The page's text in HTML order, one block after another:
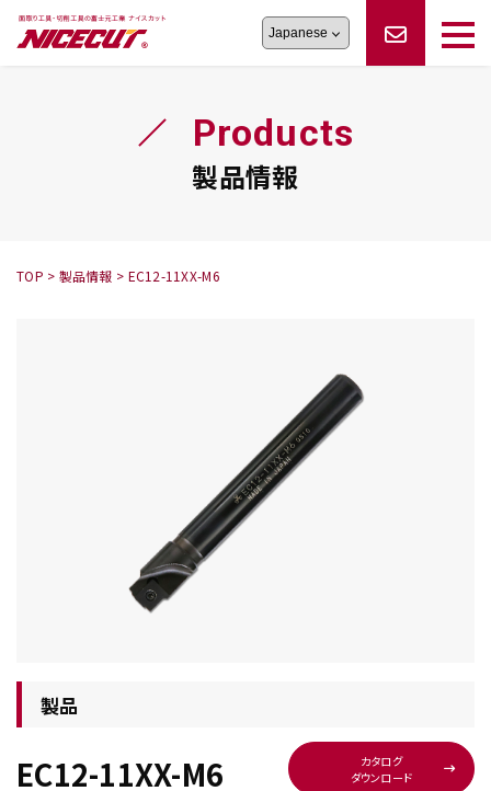
旋盤工具シリーズ
シリーズ
工具・部品一覧
オーダー品依頼
フェイス・ショルダーシリーズかんたんオーダー
トラブルシューティング
ロックピンの逆ジメに注意
Products
製品情報
TOP > 製品情報 > EC12-11XX-M6
製品
EC12-11XX-M6
カタログ
ダウンロード